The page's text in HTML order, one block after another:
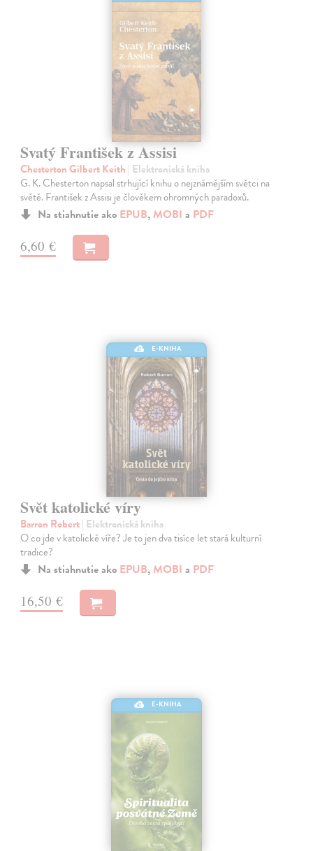
Svatý František z Assisi
Chesterton Gilbert Keith | Elektronická kniha
G. K. Chesterton napsal strhující knihu o nejznámějším světci na
světě. František z Assisi je člověkem ohromných paradoxů.
Na stiahnutie ako EPUB, MOBI a PDF
6,60 €
E-KNIHA
Svět katolické víry
Barron Robert| Elektronická kniha
O co jde v katolické víře? Je to jen dva tisíce let stará kulturní
tradice?
Na stiahnutie ako EPUB, MOBI a PDF
16,50 €
E-KNIHA